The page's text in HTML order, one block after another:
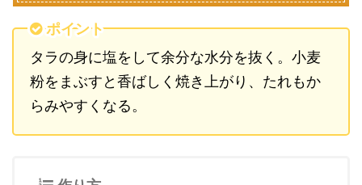
ポイント
タラの身に塩をして余分な水分を抜く。小麦
粉をまぶすと香ばしく焼き上がり、たれもか
らみやすくなる。